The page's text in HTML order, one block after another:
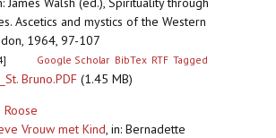
Ascetics and mystics of the Western
1964, 97-107
Google Scholar BibTex RTF Tagged
Bruno.PDF (1.45 MB)
Vrouw met Kind, in: Bernadette